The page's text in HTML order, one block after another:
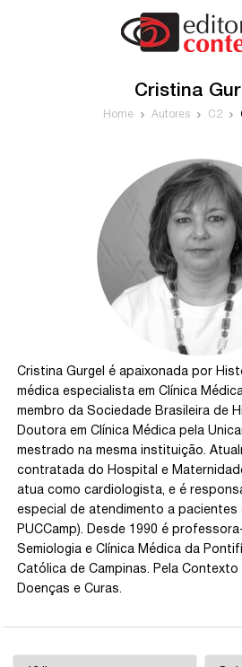
Cristina
Home Autores C2
Cristina Gurgel é apaixonada por
médica especialista em Clínica
membro da Sociedade Brasileira de
Doutora em Clínica Médica pela
mestrado na mesma instituição.
contratada do Hospital e
atua como cardiologista, e é
especial de atendimento a pacientes
PUCCamp). Desde 1990 é
Semiologia e Clínica Médica da
Católica de Campinas. Pela
Doenças e Curas.